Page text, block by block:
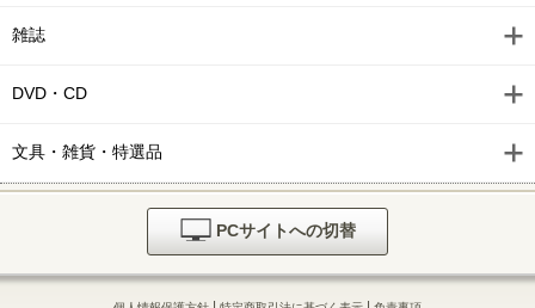
雑誌
DVD・CD
文具・雑貨・特選品
PCサイトへの切替